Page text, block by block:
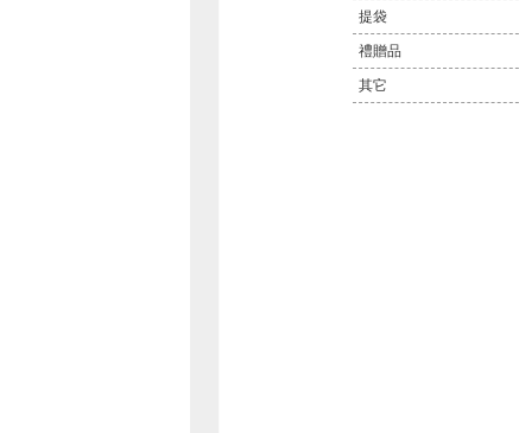
提袋
禮贈品
其它